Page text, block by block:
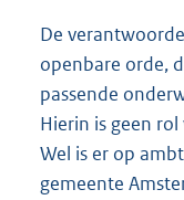
De
openbare orde,
passende
Hierin is geen
Wel is er op
gemeente